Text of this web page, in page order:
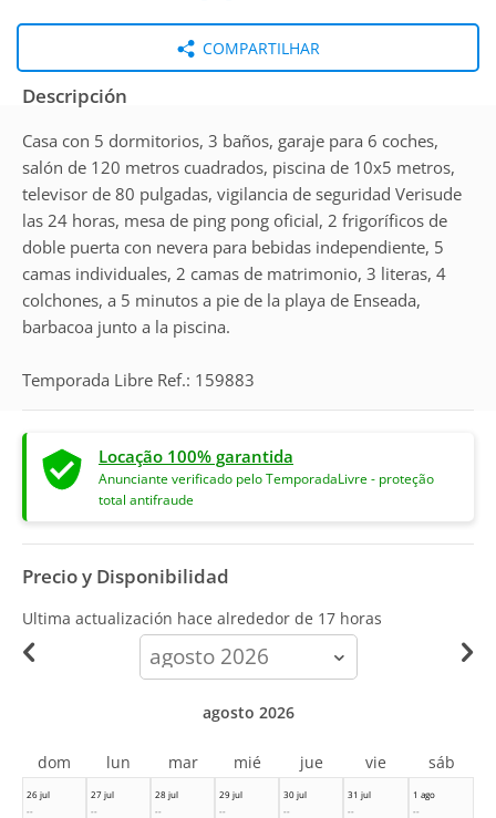
COMPARTILHAR
Descripción
Casa con 5 dormitorios, 3 baños, garaje para 6 coches,
salón de 120 metros cuadrados, piscina de 10x5 metros,
televisor de 80 pulgadas, vigilancia de seguridad Verisude
las 24 horas, mesa de ping pong oficial, 2 frigoríficos de
doble puerta con nevera para bebidas independiente, 5
camas individuales, 2 camas de matrimonio, 3 literas, 4
colchones, a 5 minutos a pie de la playa de Enseada,
barbacoa junto a la piscina.
Temporada Libre Ref.: 159883
Locação 100% garantida
Anunciante verificado pelo TemporadaLivre - proteção
total antifraude
Precio y Disponibilidad
Ultima actualización hace alrededor de 17 horas
calendar-
month
26 jul
--
27 jul
--
28 jul
--
29 jul
--
30 jul
--
31 jul
--
1 ago
--
agosto 2026
dom lun mar mié jue vie sáb